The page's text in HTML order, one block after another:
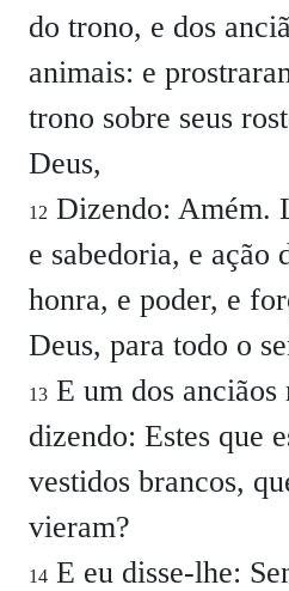
do trono, e dos
animais: e
trono sobre seus
Deus,
12 Dizendo: Amém.
e sabedoria, e ação
honra, e poder, e
Deus, para todo o
13 E um dos anciãos
dizendo: Estes que
vestidos brancos,
vieram?
14 E eu disse-lhe: